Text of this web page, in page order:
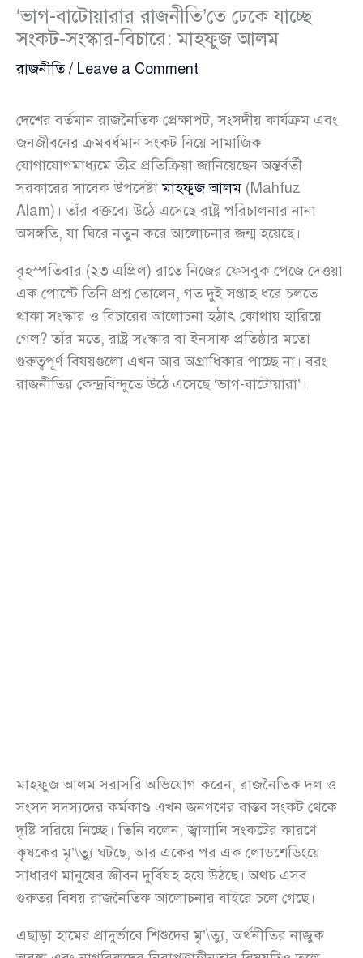
‘ভাগ-বাটোয়ারার রাজনীতি’তে ঢেকে যাচ্ছে
সংকট-সংস্কার-বিচারে: মাহফুজ আলম
রাজনীতি/ Leave a Comment
দেশের বর্তমান রাজনৈতিক প্রেক্ষাপট, সংসদীয় কার্যক্রম এবং
জনজীবনের ক্রমবর্ধমান সংকট নিয়ে সামাজিক
যোগাযোগমাধ্যমে তীব্র প্রতিক্রিয়া জানিয়েছেন অন্তর্বর্তী
সরকারের সাবেক উপদেষ্টামাহফুজ আলম (Mahfuz
Alam)। তাঁর বক্তব্যে উঠে এসেছে রাষ্ট্র পরিচালনার নানা
অসঙ্গতি, যা ঘিরে নতুন করে আলোচনার জন্ম হয়েছে।
বৃহস্পতিবার (২৩ এপ্রিল) রাতে নিজের ফেসবুক পেজে দেওয়া
এক পোস্টে তিনি প্রশ্ন তোলেন, গত দুই সপ্তাহ ধরে চলতে
থাকা সংস্কার ও বিচারের আলোচনা হঠাৎ কোথায় হারিয়ে
গেল? তাঁর মতে, রাষ্ট্র সংস্কার বা ইনসাফ প্রতিষ্ঠার মতো
গুরুত্বপূর্ণ বিষয়গুলো এখন আর অগ্রাধিকার পাচ্ছে না। বরং
রাজনীতির কেন্দ্রবিন্দুতে উঠে এসেছে ‘ভাগ-বাটোয়ারা’।
মাহফুজ আলম সরাসরি অভিযোগ করেন, রাজনৈতিক দল ও
সংসদ সদস্যদের কর্মকাণ্ড এখন জনগণের বাস্তব সংকট থেকে
দৃষ্টি সরিয়ে নিচ্ছে। তিনি বলেন, জ্বালানি সংকটের কারণে
কৃষকের মৃ’\ত্যু ঘটছে, আর একের পর এক লোডশেডিংয়ে
সাধারণ মানুষের জীবন দুর্বিষহ হয়ে উঠছে। অথচ এসব
গুরুতর বিষয় রাজনৈতিক আলোচনার বাইরে চলে গেছে।
এছাড়া হামের প্রাদুর্ভাবে শিশুদের মৃ’\ত্যু, অর্থনীতির নাজুক